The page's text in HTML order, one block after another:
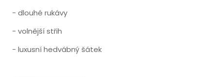
- dlouhé rukávy
- volnější střih
- luxusní hedvábný šátek